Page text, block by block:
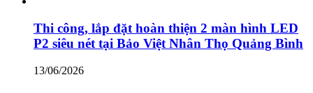
Thi công, lắp đặt hoàn thiện 2 màn hình LED
P2 siêu nét tại Bảo Việt Nhân Thọ Quảng Bình
13/06/2026